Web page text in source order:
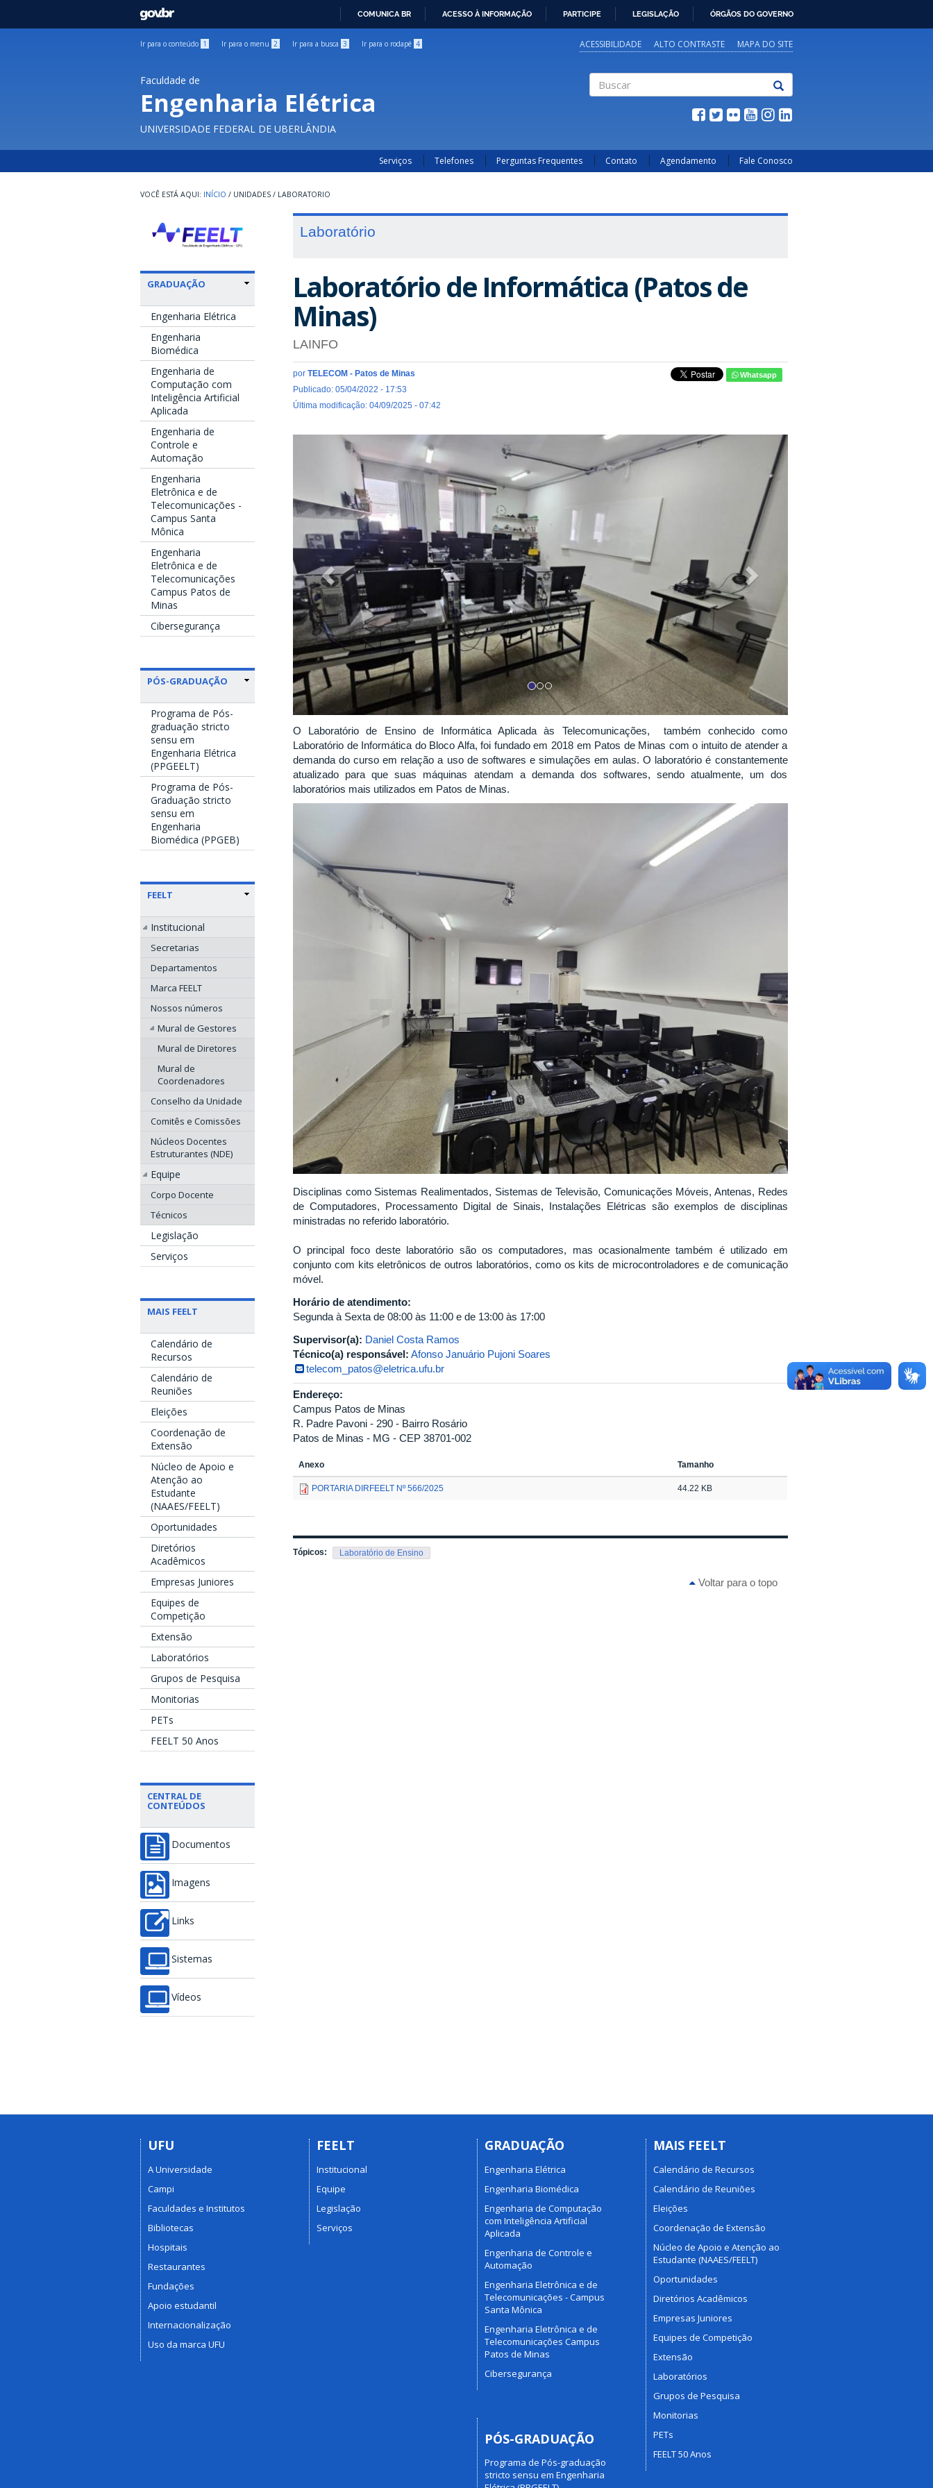
GOVBR
COMUNICA BR ACESSO À INFORMAÇÃO PARTICIPE LEGISLAÇÃO ÓRGÃOS DO GOVERNO
Ir para o conteúdo 1 Ir para o menu 2 Ir para a busca 3 Ir para o rodapé 4 ACESSIBILIDADE ALTO CONTRASTE MAPA DO SITE
Faculdade de
Engenharia Elétrica
UNIVERSIDADE FEDERAL DE UBERLÂNDIA
Serviços Telefones Perguntas Frequentes Contato Agendamento Fale Conosco
INÍCIO / UNIDADES / LABORATORIO
GRADUAÇÃO
Engenharia Elétrica
Engenharia
Biomédica
Engenharia de
Computação com
Inteligência Artificial
Aplicada
Engenharia de
Controle e
Automação
Engenharia
Eletrônica e de
Telecomunicações -
Campus Santa
Mônica
Engenharia
Eletrônica e de
Telecomunicações
Campus Patos de
Minas
Cibersegurança
PÓS-GRADUAÇÃO
Programa de Pós-
graduação stricto
sensu em
Engenharia Elétrica
(PPGEELT)
Programa de Pós-
Graduação stricto
sensu em
Engenharia
Biomédica (PPGEB)
FEELT
Institucional
Secretarias
Departamentos
Marca FEELT
Nossos números
Mural de Gestores
Mural de Diretores
Mural de
Coordenadores
Conselho da Unidade
Comitês e Comissões
Núcleos Docentes
Estruturantes (NDE)
Equipe
Corpo Docente
Técnicos
Legislação
Serviços
MAIS FEELT
Calendário de
Recursos
Calendário de
Reuniões
Eleições
Coordenação de
Extensão
Núcleo de Apoio e
Atenção ao
Estudante
(NAAES/FEELT)
Oportunidades
Diretórios
Acadêmicos
Empresas Juniores
Equipes de
Competição
Extensão
Laboratórios
Grupos de Pesquisa
Monitorias
PETs
FEELT 50 Anos
CENTRAL DE
CONTEÚDOS
Documentos
Imagens
Links
Sistemas
Vídeos
Laboratório
Laboratório de Informática (Patos de
Minas)
LAINFO
por TELECOM - Patos de Minas
Publicado: 05/04/2022 - 17:53
Última modificação: 04/09/2025 - 07:42
Whatsapp
Previous Next
O Laboratório de Ensino de Informática Aplicada às Telecomunicações, também conhecido como
Laboratório de Informática do Bloco Alfa, foi fundado em 2018 em Patos de Minas com o intuito de atender a
demanda do curso em relação a uso de softwares e simulações em aulas. O laboratório é constantemente
atualizado para que suas máquinas atendam a demanda dos softwares, sendo atualmente, um dos
laboratórios mais utilizados em Patos de Minas.
Disciplinas como Sistemas Realimentados, Sistemas de Televisão, Comunicações Móveis, Antenas, Redes
de Computadores, Processamento Digital de Sinais, Instalações Elétricas são exemplos de disciplinas
ministradas no referido laboratório.
O principal foco deste laboratório são os computadores, mas ocasionalmente também é utilizado em
conjunto com kits eletrônicos de outros laboratórios, como os kits de microcontroladores e de comunicação
móvel.
Horário de atendimento:
Segunda à Sexta de 08:00 às 11:00 e de 13:00 às 17:00
Supervisor(a): Daniel Costa Ramos
Técnico(a) responsável: Afonso Januário Pujoni Soares
telecom_patos@eletrica.ufu.br
Endereço:
Campus Patos de Minas
R. Padre Pavoni - 290 - Bairro Rosário
Patos de Minas - MG - CEP 38701-002
Anexo Tamanho
PORTARIA DIRFEELT Nº 566/2025 44.22 KB
Tópicos: Laboratório de Ensino
Voltar para o topo
UFU
A Universidade
Campi
Faculdades e Institutos
Bibliotecas
Hospitais
Restaurantes
Fundações
Apoio estudantil
Internacionalização
Uso da marca UFU
FEELT
Institucional
Equipe
Legislação
Serviços
GRADUAÇÃO
Engenharia Elétrica
Engenharia Biomédica
Engenharia de Computação
com Inteligência Artificial
Aplicada
Engenharia de Controle e
Automação
Engenharia Eletrônica e de
Telecomunicações - Campus
Santa Mônica
Engenharia Eletrônica e de
Telecomunicações Campus
Patos de Minas
Cibersegurança
PÓS-GRADUAÇÃO
Programa de Pós-graduação
stricto sensu em Engenharia
MAIS FEELT
Calendário de Recursos
Calendário de Reuniões
Eleições
Coordenação de Extensão
Núcleo de Apoio e Atenção ao
Estudante (NAAES/FEELT)
Oportunidades
Diretórios Acadêmicos
Empresas Juniores
Equipes de Competição
Extensão
Laboratórios
Grupos de Pesquisa
Monitorias
PETs
FEELT 50 Anos